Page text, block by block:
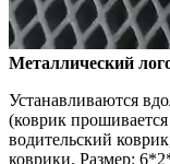
Металлический
Устанавливаются
(коврик
водительский
коврики. Размер: